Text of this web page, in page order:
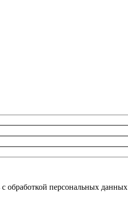
обработкой персональных данных